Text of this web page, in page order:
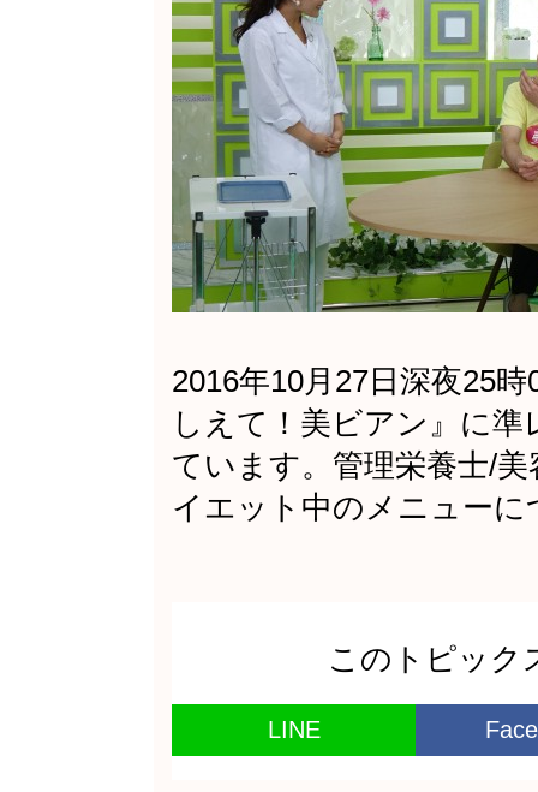
2016年10月27日深夜25
しえて！美ビアン』に
ています。管理栄養士/
イエット中のメニュー
このトピック
LINE